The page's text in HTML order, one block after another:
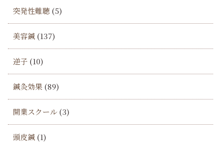
突発性難聴 (5)
美容鍼 (137)
逆子 (10)
鍼灸効果 (89)
開業スクール (3)
頭皮鍼 (1)